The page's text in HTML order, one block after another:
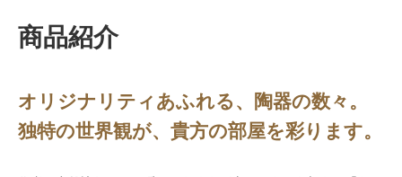
商品紹介
オリジナリティあふれる、陶器の数々。
独特の世界観が、貴方の部屋を彩ります。